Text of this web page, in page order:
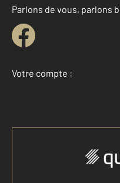
Parlons de vous, parlons
Votre compte :